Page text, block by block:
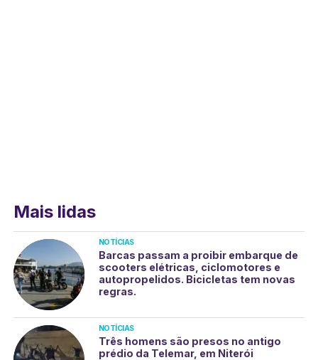
Mais lidas
NOTÍCIAS
Barcas passam a proibir embarque de
scooters elétricas, ciclomotores e
autopropelidos. Bicicletas tem novas
regras.
NOTÍCIAS
Três homens são presos no antigo
prédio da Telemar, em Niterói